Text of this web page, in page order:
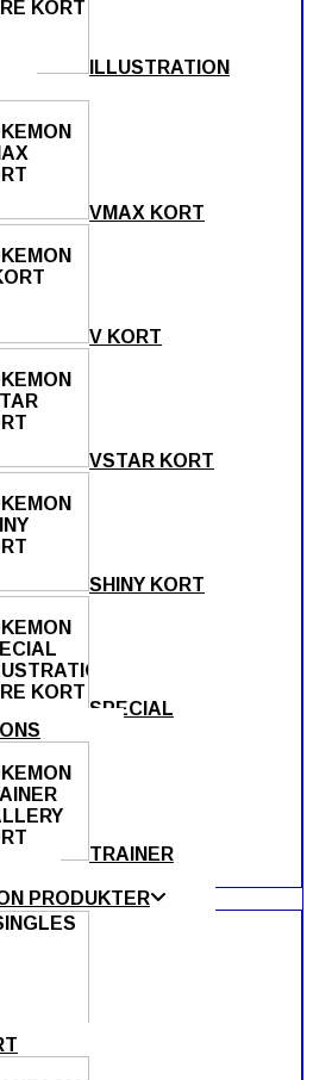
ILLUSTRATION
VMAX KORT
V KORT
VSTAR KORT
SHINY KORT
SPECIAL
TRAINER
PRODUKTER